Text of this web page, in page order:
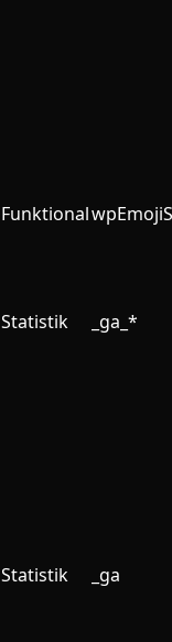
Funktional
Statistik _ga_*
Statistik _ga